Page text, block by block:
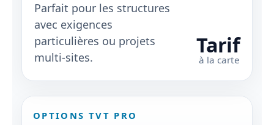
Parfait pour les structures
avec exigences
particulières ou projets
multi‑sites.
Tarif
à la carte
OPTIONS TVT PRO